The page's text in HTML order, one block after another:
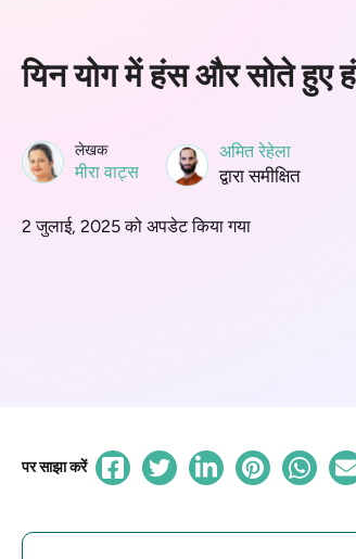
यिन योग में हंस और सोते हुए
लेखक
मीरा वाट्स
अमित रेहेला
द्वारा समीक्षित
2 जुलाई, 2025 को अपडेट किया गया
पर साझा करें